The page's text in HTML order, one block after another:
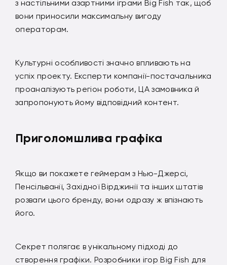
з настільними азартними іграми Big Fish так, щоб
вони приносили максимальну вигоду
операторам.
Культурні особливості значно впливають на
успіх проекту. Експерти компанії-постачальника
проаналізують регіон роботи, ЦА замовника й
запропонують йому відповідний контент.
Приголомшлива графіка
Якщо ви покажете геймерам з Нью-Джерсі,
Пенсільванії, Західної Вірджинії та інших штатів
розваги цього бренду, вони одразу ж впізнають
його.
Секрет полягає в унікальному підході до
створення графіки. Розробники ігор Big Fish для